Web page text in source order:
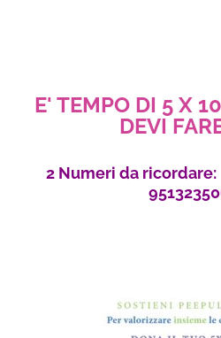
E' TEMPO DI 5 X
DEVI
2 Numeri da